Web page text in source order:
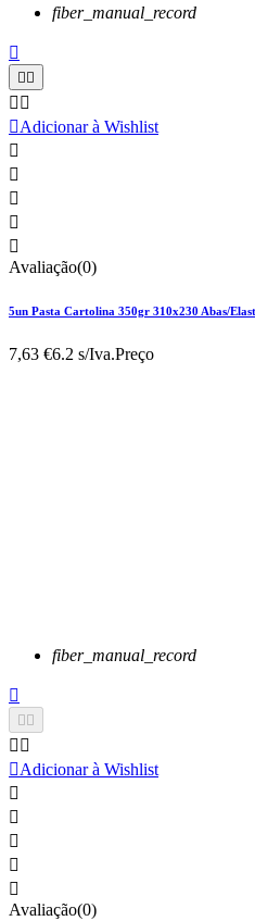
fiber_manual_record

 
 
Adicionar à Wishlist





Avaliação(0)
5un Pasta Cartolina 350gr 310x230 Abas/
7,63 €6.2 s/Iva.Preço
fiber_manual_record

 
 
Adicionar à Wishlist





Avaliação(0)